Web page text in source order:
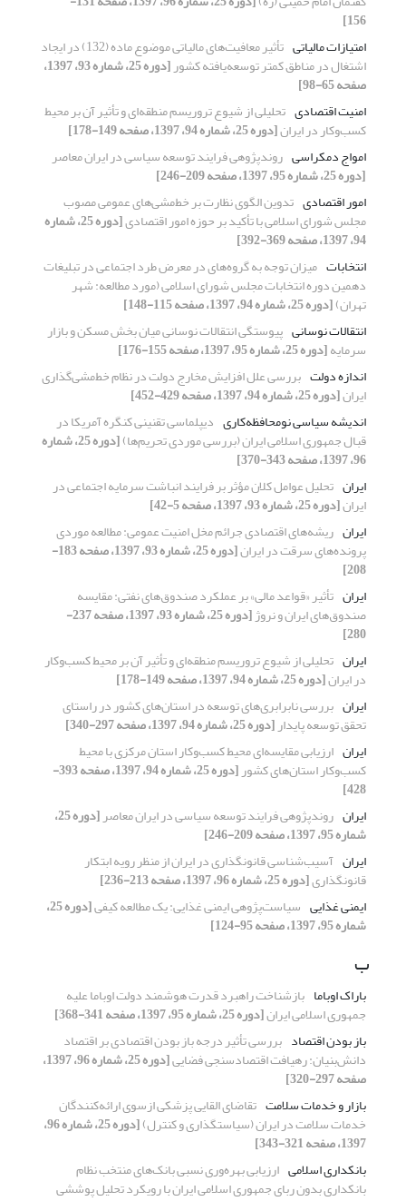
156]
امتیازات مالیاتی
تأثیر معافیت‌های مالیاتی موضوع ماده (132) در ایجاد
اشتغال در مناطق کمتر توسعه‌یافته کشور [دوره 25، شماره 93، 1397،
صفحه 65-98]
امنیت اقتصادی تحلیلی از شیوع تروریسم منطقه‌ای و تأثیر آن بر محیط
کسب‌و‌کار در ایران[دوره 25، شماره 94، 1397، صفحه 149-178]
امواج دمکراسی روندپژوهی فرایند توسعه سیاسی در ایران معاصر
[دوره 25، شماره 95، 1397، صفحه 209-246]
امور اقتصادی تدوین الگوی نظارت بر خط‌مشی‌های عمومی مصوب
مجلس شورای اسلامی با تأکید بر حوزه امور اقتصادی [دوره 25، شماره
94، 1397، صفحه 369-392]
انتخابات میزان توجه به گروه‌های در معرض طرد اجتماعی در تبلیغات
دهمین دوره انتخابات مجلس شورای اسلامی (مورد مطالعه: شهر
تهران)[دوره 25، شماره 94، 1397، صفحه 115-148]
انتقالات نوسانی پیوستگی انتقالات نوسانی میان بخش مسکن و بازار
سرمایه[دوره 25، شماره 95، 1397، صفحه 155-176]
اندازه دولت بررسی علل افزایش مخارج دولت در نظام خط‌مشی‌گذاری
ایران[دوره 25، شماره 94، 1397، صفحه 429-452]
اندیشه سیاسی نومحافظه‌کاری دیپلماسی تقنینی کنگره آمریکا در
قبال جمهوری اسلامی ایران (بررسی موردی تحریم‌ها) [دوره 25، شماره
96، 1397، صفحه 343-370]
ایران تحلیل عوامل کلان مؤثر بر فرایند انباشت سرمایه اجتماعی در
ایران[دوره 25، شماره 93، 1397، صفحه 5-42]
ایران ریشه‌های اقتصادی جرائم مخل امنیت عمومی: مطالعه موردی
پرونده‌های سرقت در ایران [دوره 25، شماره 93، 1397، صفحه 183-
208]
ایران تأثیر «قواعد مالی» بر عملکرد صندوق‌های نفتی: مقایسه
صندوق‌های ایران و نروژ [دوره 25، شماره 93، 1397، صفحه 237-
280]
ایران تحلیلی از شیوع تروریسم منطقه‌ای و تأثیر آن بر محیط کسب‌و‌کار
در ایران[دوره 25، شماره 94، 1397، صفحه 149-178]
ایران بررسی نابرابری‌های توسعه در استان‌های کشور در راستای
تحقق توسعه پایدار[دوره 25، شماره 94، 1397، صفحه 297-340]
ایران ارزیابی مقایسه‌ای ‌محیط کسب‌و‌کار استان مرکزی با محیط
کسب‌وکار استان‌های کشور [دوره 25، شماره 94، 1397، صفحه 393-
428]
ایران روندپژوهی فرایند توسعه سیاسی در ایران معاصر [دوره 25،
شماره 95، 1397، صفحه 209-246]
ایران آسیب‌شناسی قانونگذاری در ایران از منظر رویه‌ ابتکار
قانونگذاری[دوره 25، شماره 96، 1397، صفحه 213-236]
ایمنی غذایی سیاست‌پژوهی ایمنی غذایی: یک مطالعه کیفی [دوره 25،
شماره 95، 1397، صفحه 95-124]
ب
باراک اوباما بازشناخت راهبرد قدرت هوشمند دولت اوباما علیه
جمهوری اسلامی ایران[دوره 25، شماره 95، 1397، صفحه 341-368]
باز بودن اقتصاد بررسی تأثیر درجه باز بودن اقتصادی بر اقتصاد
دانش‌بنیان: رهیافت اقتصادسنجی فضایی [دوره 25، شماره 96، 1397،
صفحه 297-320]
بازار‌ و خدمات سلامت تقاضای القایی پزشکی ازسوی ارائه‌کنندگان
خدمات سلامت در ایران (سیاستگذاری و کنترل) [دوره 25، شماره 96،
1397، صفحه 321-343]
بانکداری اسلامی ارزیابی بهره‌وری نسبی بانک‌های منتخب نظام
بانکداری بدون ربای جمهوری اسلامی ایران با رویکرد تحلیل پوششی